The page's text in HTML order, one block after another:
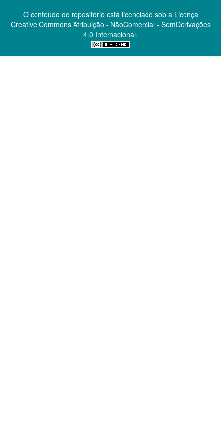
O conteúdo do repositório está licenciado sob a Licença
Creative CommonsAtribuição - NãoComercial - SemDerivações
4.0 Internacional.